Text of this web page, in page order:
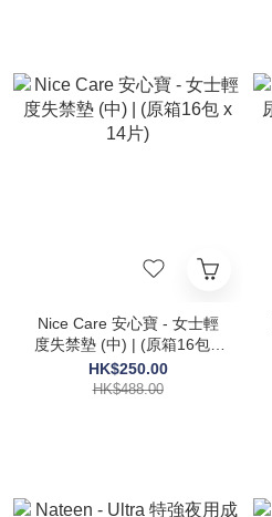
Nice Care 安心寶 - 女士輕
度失禁墊 (中) | (原箱16包 x
14片)
HK$250.00
HK$488.00